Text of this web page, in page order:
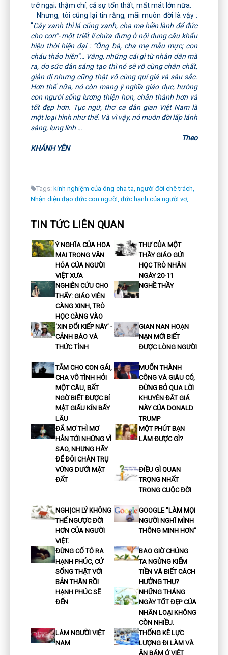
trở ngại; thậm chí, cả sự tổn thất, mất mát lớn nữa.
Nhưng, tôi cũng lại tin rằng, mãi muôn đời là vậy :
“Cây xanh thì lá cũng xanh, cha mẹ hiền lành để đức
cho con”- một triết lí chứa đựng ở nội dung câu khẩu
hiệu thời hiện đại : “Ông bà, cha mẹ mẫu mực; con
cháu thảo hiền”… Vâng, những cái gì từ nhân dân mà
ra, do sức dân sáng tạo thì nó sẽ vô cùng chân chất,
giản dị nhưng cũng thật vô cùng quí giá và sâu sắc.
Hơn thế nữa, nó còn mang ý nghĩa giáo dục, hướng
con người sống lương thiện hơn, chân thành hơn và
tốt đẹp hơn. Tục ngữ, thơ ca dân gian Việt Nam là
một loại hình như thế. Và vì vậy, nó muôn đời lấp lánh
sáng, lung linh …
Theo
KHÁNH YÊN
Tags: kinh nghiệm của ông cha ta, người đời chê trách,
Nhận diện đạo đức con người, đức hạnh của người vợ,
TIN TỨC LIÊN QUAN
Ý NGHĨA CỦA HOA
MAI TRONG VĂN
HÓA CỦA NGƯỜI
VIỆT XƯA
THƯ CỦA MỘT
THẦY GIÁO GỬI
HỌC TRÒ NHÂN
NGÀY 20-11
NGHIÊN CỨU CHO
THẤY: GIÁO VIÊN
CÀNG XINH, TRÒ
HỌC CÀNG VÀO
NGHỀ THẦY
‘XIN ĐỔI KIẾP NÀY’ -
CẢNH BÁO VÀ
THỨC TỈNH
GIAN NAN HOẠN
NẠN MỚI BIẾT
ĐƯỢC LÒNG NGƯỜI
TẮM CHO CON GÁI,
CHA VÔ TÌNH HỎI
MỘT CÂU, BẤT
NGỜ BIẾT ĐƯỢC BÍ
MẬT GIẤU KÍN BẤY
LÂU
MUỐN THÀNH
CÔNG VÀ GIÀU CÓ,
ĐỪNG BỎ QUA LỜI
KHUYÊN ĐẮT GIÁ
NÀY CỦA DONALD
TRUMP
ĐÃ MƠ THÌ MƠ
HẲN TỚI NHỮNG VÌ
SAO, NHƯNG HÃY
ĐỂ ĐÔI CHÂN TRỤ
VỮNG DƯỚI MẶT
ĐẤT
MỘT PHÚT BẠN
LÀM ĐƯỢC GÌ?
ĐIỀU GÌ QUAN
TRỌNG NHẤT
TRONG CUỘC ĐỜI
NGHỊCH LÝ KHÔNG
THỂ NGƯỢC ĐỜI
HƠN CỦA NGƯỜI
VIỆT.
GOOGLE "LÀM MỌI
NGƯỜI NGHĨ MÌNH
THÔNG MINH HƠN"
ĐỪNG CỐ TỎ RA
HẠNH PHÚC, CỨ
SỐNG THẬT VỚI
BẢN THÂN RỒI
HẠNH PHÚC SẼ
ĐẾN
BAO GIỜ CHÚNG
TA NGỪNG KIẾM
TIỀN VÀ BIẾT CÁCH
HƯỞNG THỤ?
NHỮNG THÁNG
NGÀY TỐT ĐẸP CỦA
NHÂN LOẠI KHÔNG
CÒN NHIỀU.
LÀM NGƯỜI VIỆT
NAM
THỐNG KÊ LỰC
LƯỢNG ĐI LÀM VÀ
ĂN BÁM Ở VIỆT